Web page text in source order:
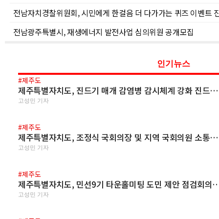
전남자치경찰위원회, 시민에게 한걸음 더 다가가는 퀴즈 이벤트
전남광주특별시, 재생에너지 발전사업 심의위원 공개모집
인기뉴스
#제주도
제주특별자치도, 진드기 매개 감염병 감시체계 강화 진드…
고성민 기자
#제주도
제주특별자치도, 조정식 국회의장 및 지역 국회의원 소통…
고성민 기자
#제주도
제주특별자치도, 민선9기 타운홀미팅 도민 제안 점검회의
고성민 기자